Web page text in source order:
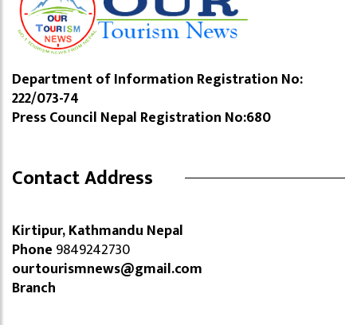
Department of Information Registration No:
222/073-74
Press Council Nepal Registration No:680
Contact Address
Kirtipur, Kathmandu Nepal
Phone 9849242730
ourtourismnews@gmail.com
Branch